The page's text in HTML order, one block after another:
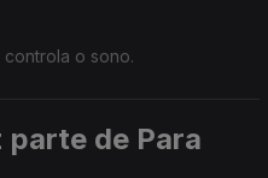
o sono.
de Para